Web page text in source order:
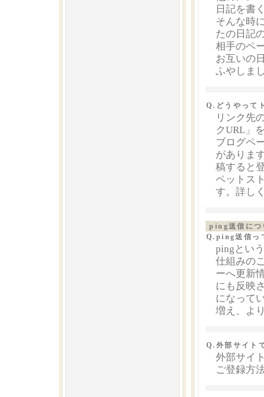
日記を書
そんな時
たの日記
相手のペ
お互いの
ふやしま
Q.どうやって
リンク先
クURL」
ブログペ
がありま
稿すると
ペットス
す。詳し
ping送信につ
Q.ping送信っ
pingとい
仕組みの
ーへ更新
にも反映
になって
増え、よ
Q.外部サイト
外部サイ
ご登録方